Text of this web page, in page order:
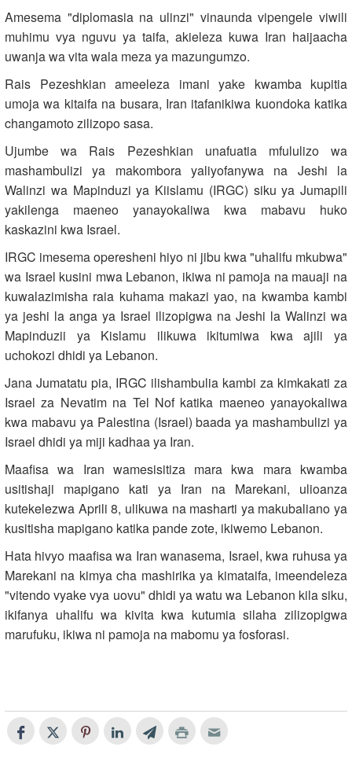
Amesema "diplomasia na ulinzi" vinaunda vipengele viwili
muhimu vya nguvu ya taifa, akieleza kuwa Iran haijaacha
uwanja wa vita wala meza ya mazungumzo.
Rais Pezeshkian ameeleza imani yake kwamba kupitia
umoja wa kitaifa na busara, Iran itafanikiwa kuondoka katika
changamoto zilizopo sasa.
Ujumbe wa Rais Pezeshkian unafuatia mfululizo wa
mashambulizi ya makombora yaliyofanywa na Jeshi la
Walinzi wa Mapinduzi ya Kiislamu (IRGC) siku ya Jumapili
yakilenga maeneo yanayokaliwa kwa mabavu huko
kaskazini kwa Israel.
IRGC imesema operesheni hiyo ni jibu kwa "uhalifu mkubwa"
wa Israel kusini mwa Lebanon, ikiwa ni pamoja na mauaji na
kuwalazimisha raia kuhama makazi yao, na kwamba kambi
ya jeshi la anga ya Israel ilizopigwa na Jeshi la Walinzi wa
Mapinduzii ya Kislamu ilikuwa ikitumiwa kwa ajili ya
uchokozi dhidi ya Lebanon.
Jana Jumatatu pia, IRGC ilishambulia kambi za kimkakati za
Israel za Nevatim na Tel Nof katika maeneo yanayokaliwa
kwa mabavu ya Palestina (Israel) baada ya mashambulizi ya
Israel dhidi ya miji kadhaa ya Iran.
Maafisa wa Iran wamesisitiza mara kwa mara kwamba
usitishaji mapigano kati ya Iran na Marekani, ulioanza
kutekelezwa Aprili 8, ulikuwa na masharti ya makubaliano ya
kusitisha mapigano katika pande zote, ikiwemo Lebanon.
Hata hivyo maafisa wa Iran wanasema, Israel, kwa ruhusa ya
Marekani na kimya cha mashirika ya kimataifa, imeendeleza
"vitendo vyake vya uovu" dhidi ya watu wa Lebanon kila siku,
ikifanya uhalifu wa kivita kwa kutumia silaha zilizopigwa
marufuku, ikiwa ni pamoja na mabomu ya fosforasi.